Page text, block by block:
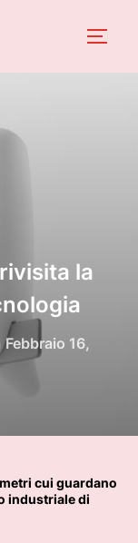
la
Pubblicato
il
Febbraio 16,
cui guardano
industriale di